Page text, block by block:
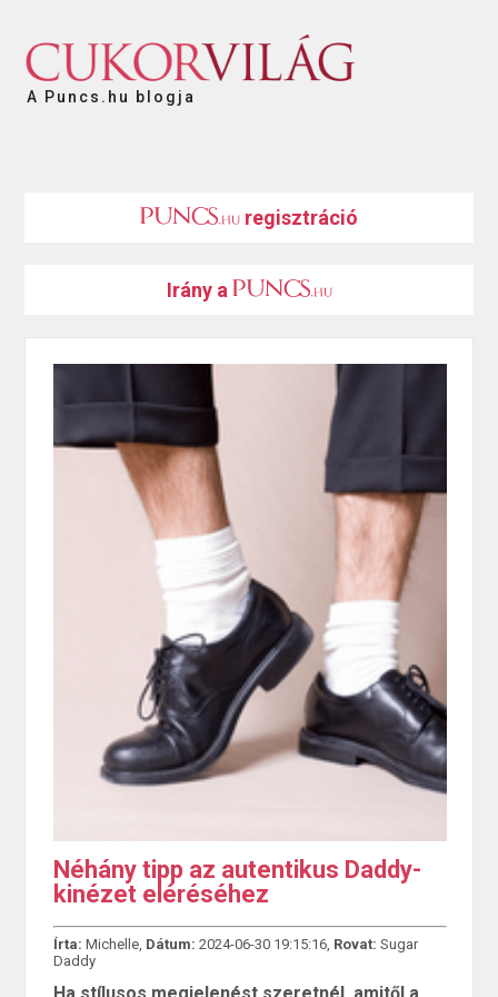
A Puncs.hu blogja
regisztráció
Irány a
Néhány tipp az autentikus Daddy-
kinézet eléréséhez
Írta: Michelle, Dátum: 2024-06-30 19:15:16, Rovat: Sugar
Daddy